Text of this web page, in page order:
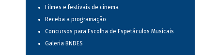
Filmes e festivais de cinema
Receba a programação
Concursos para Escolha de Espetáculos Musicais
Galeria BNDES